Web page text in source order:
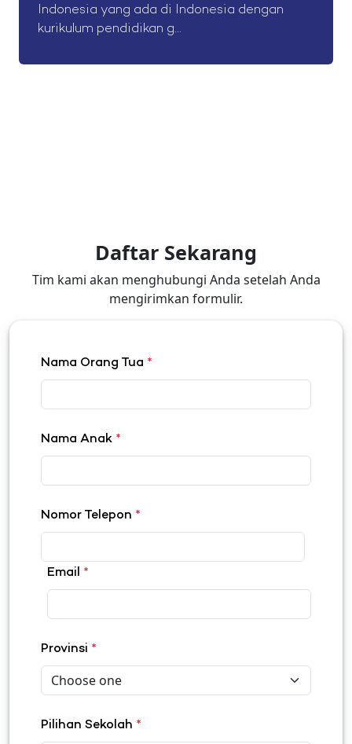
Indonesia yang ada di Indonesia dengan
kurikulum pendidikan g...
Daftar Sekarang
Tim kami akan menghubungi Anda setelah Anda
mengirimkan formulir.
Nama Orang Tua *
Nama Anak *
Nomor Telepon *
Email *
Provinsi *
Pilihan Sekolah *